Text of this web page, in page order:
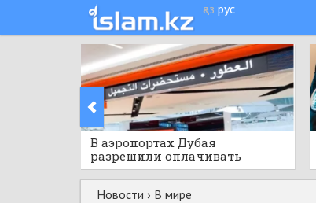
қаз рус
​В аэропортах Дубая
разрешили оплачивать
покупки криптовалютой
13 минут назад 0
Новости › В мире